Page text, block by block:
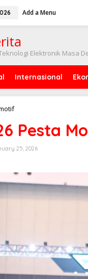
Add a Menu
Elektronik Masa
Internasional
IMX
Pesta
Modifikasi
Terbesar
Pesta
25, 2026